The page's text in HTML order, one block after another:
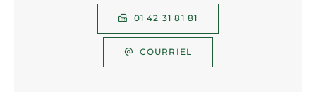
01 42 31 81 81
COURRIEL